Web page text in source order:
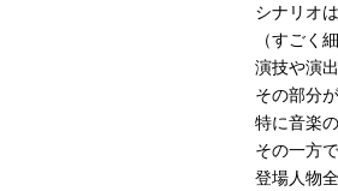
シナリオ
（すごく
演技や演
その部分
特に音楽
その一方で
登場人物